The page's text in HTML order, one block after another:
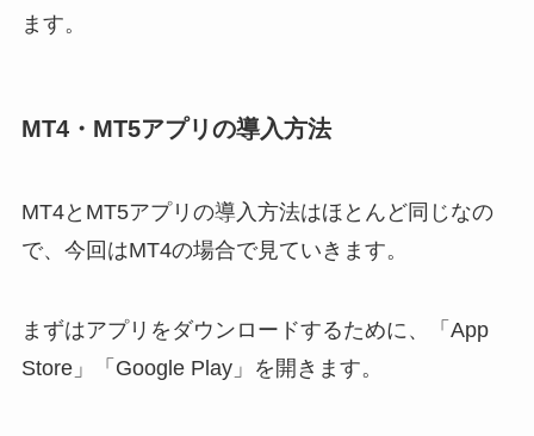
ます。
MT4・MT5アプリの導入方法
MT4とMT5アプリの導入方法はほとんど同じなの
で、今回はMT4の場合で見ていきます。
まずはアプリをダウンロードするために、「App
Store」「Google Play」を開きます。